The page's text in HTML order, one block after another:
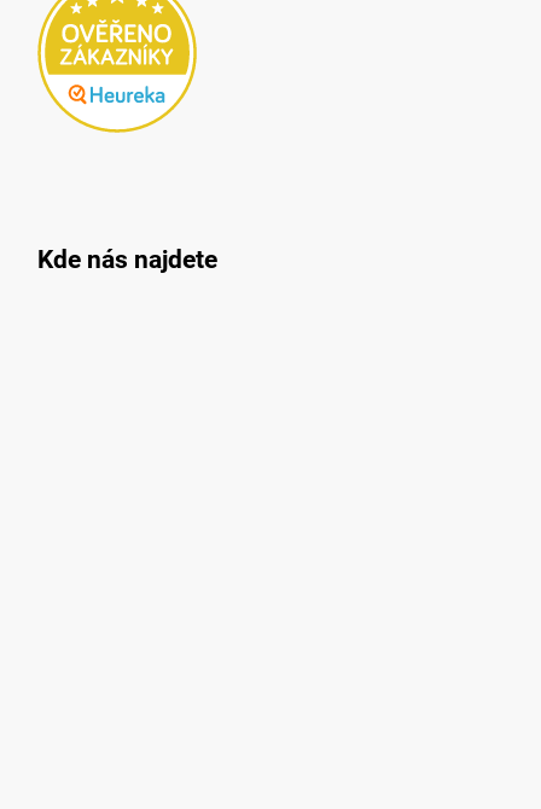
Kde nás najdete